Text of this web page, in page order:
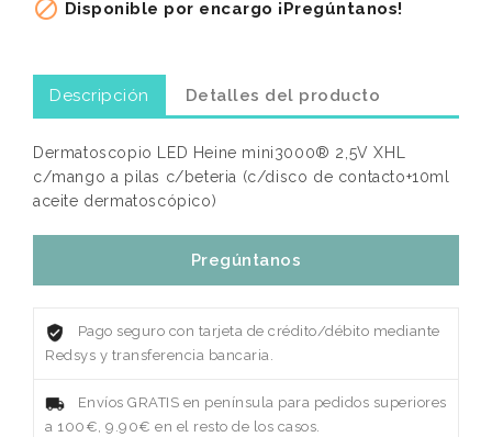
 Disponible por encargo ¡Pregúntanos!
Descripción Detalles del producto
Dermatoscopio LED Heine mini3000® 2,5V XHL
c/mango a pilas c/beteria (c/disco de contacto+10ml
aceite dermatoscópico)
Pregúntanos
Pago seguro con tarjeta de crédito/débito mediante
Redsys y transferencia bancaria.
Envíos GRATIS en península para pedidos superiores
a 100€, 9.90€ en el resto de los casos.